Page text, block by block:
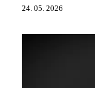
24. 05. 2026